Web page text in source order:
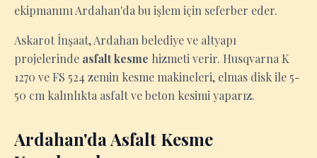
ekipmanını Ardahan'da bu işlem için seferber eder.
Askarot İnşaat, Ardahan belediye ve altyapı
projelerinde asfalt kesme hizmeti verir. Husqvarna K
1270 ve FS 524 zemin kesme makineleri, elmas disk ile 5-
50 cm kalınlıkta asfalt ve beton kesimi yaparız.
Ardahan'da Asfalt Kesme